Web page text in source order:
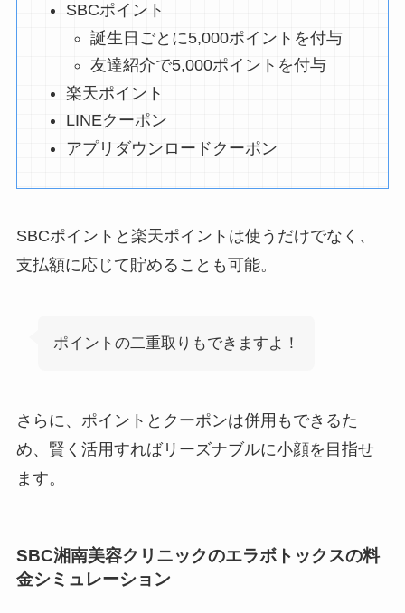
SBCポイント
誕生日ごとに5,000ポイントを付与
友達紹介で5,000ポイントを付与
楽天ポイント
LINEクーポン
アプリダウンロードクーポン
SBCポイントと楽天ポイントは使うだけでなく、
支払額に応じて貯めることも可能。
ポイントの二重取りもできますよ！
さらに、ポイントとクーポンは併用もできるた
め、賢く活用すればリーズナブルに小顔を目指せ
ます。
SBC湘南美容クリニックのエラボトックスの料
金シミュレーション